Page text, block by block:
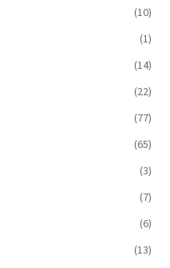
(10)
(1)
(14)
(22)
(77)
(65)
(3)
(7)
(6)
(13)